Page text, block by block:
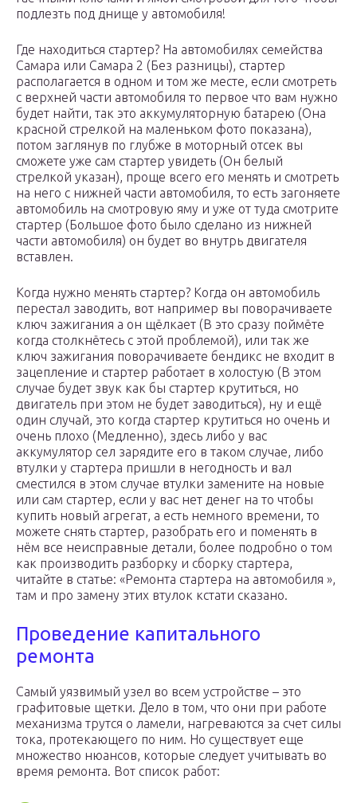
подлезть под днище у автомобиля!
Где находиться стартер? На автомобилях семейства
Самара или Самара 2 (Без разницы), стартер
располагается в одном и том же месте, если смотреть
с верхней части автомобиля то первое что вам нужно
будет найти, так это аккумуляторную батарею (Она
красной стрелкой на маленьком фото показана),
потом заглянув по глубже в моторный отсек вы
сможете уже сам стартер увидеть (Он белый
стрелкой указан), проще всего его менять и смотреть
на него с нижней части автомобиля, то есть загоняете
автомобиль на смотровую яму и уже от туда смотрите
стартер (Большое фото было сделано из нижней
части автомобиля) он будет во внутрь двигателя
вставлен.
Когда нужно менять стартер? Когда он автомобиль
перестал заводить, вот например вы поворачиваете
ключ зажигания а он щёлкает (В это сразу поймёте
когда столкнётесь с этой проблемой), или так же
ключ зажигания поворачиваете бендикс не входит в
зацепление и стартер работает в холостую (В этом
случае будет звук как бы стартер крутиться, но
двигатель при этом не будет заводиться), ну и ещё
один случай, это когда стартер крутиться но очень и
очень плохо (Медленно), здесь либо у вас
аккумулятор сел зарядите его в таком случае, либо
втулки у стартера пришли в негодность и вал
сместился в этом случае втулки замените на новые
или сам стартер, если у вас нет денег на то чтобы
купить новый агрегат, а есть немного времени, то
можете снять стартер, разобрать его и поменять в
нём все неисправные детали, более подробно о том
как производить разборку и сборку стартера,
читайте в статье: «Ремонта стартера на автомобиля »,
там и про замену этих втулок кстати сказано.
Проведение капитального
ремонта
Самый уязвимый узел во всем устройстве – это
графитовые щетки. Дело в том, что они при работе
механизма трутся о ламели, нагреваются за счет силы
тока, протекающего по ним. Но существует еще
множество нюансов, которые следует учитывать во
время ремонта. Вот список работ: